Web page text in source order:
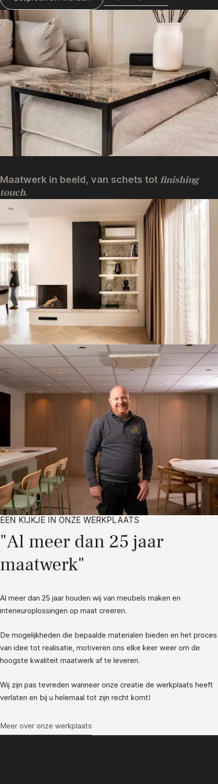
Maatwerk in beeld, van schets tot finishing
touch.
EEN KIJKJE IN ONZE WERKPLAATS
"Al meer dan 25 jaar
maatwerk"
Al meer dan 25 jaar houden wij van meubels maken en
interieuroplossingen op maat creëren.
De mogelijkheden die bepaalde materialen bieden en het proces
van idee tot realisatie, motiveren ons elke keer weer om de
hoogste kwaliteit maatwerk af te leveren.
Wij zijn pas tevreden wanneer onze creatie de werkplaats heeft
verlaten en bij u helemaal tot zijn recht komt!
Meer over onze werkplaats